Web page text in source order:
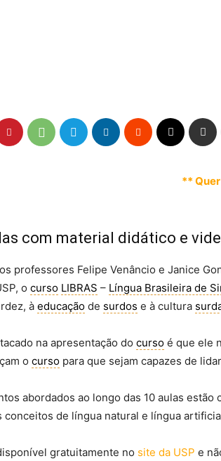
**
com material didático e
professores Felipe Venâncio e Janice
o curso LIBRAS – Língua Brasileira de
à educação de surdos e à cultura
na apresentação do curso é que ele
o curso para que sejam capazes de
abordados ao longo das 10 aulas
conceitos de língua natural e língua
gratuitamente no site da USP e